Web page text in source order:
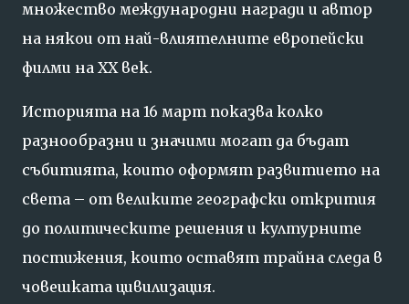
множество международни награди и автор
на някои от най-влиятелните европейски
филми на XX век.
Историята на 16 март показва колко
разнообразни и значими могат да бъдат
събитията, които оформят развитието на
света – от великите географски открития
до политическите решения и културните
постижения, които оставят трайна следа в
човешката цивилизация.